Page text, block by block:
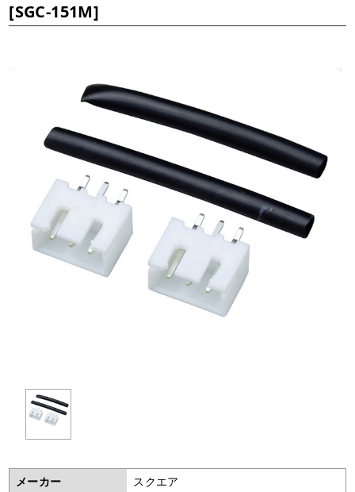
[SGC-151M]
メーカー
スクエア